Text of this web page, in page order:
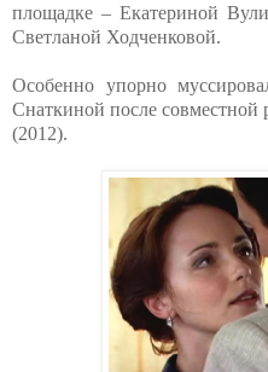
площадке – Екатериной
Светланой Ходченковой.
Особенно упорно
Снаткиной после совместной
(2012).